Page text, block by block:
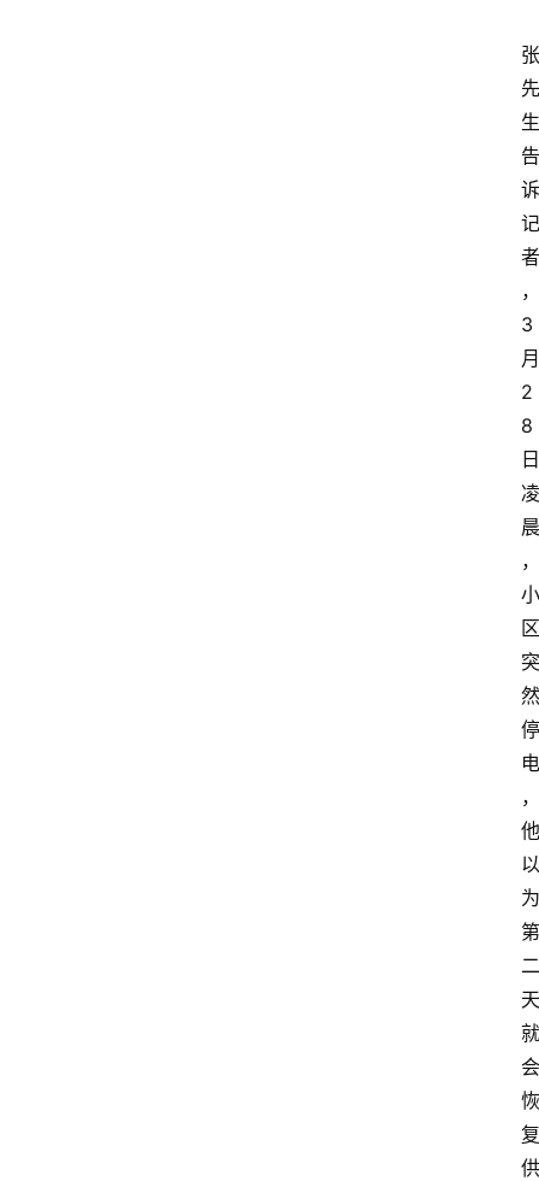
张
先
生
告
诉
记
者
，
3
月
2
8
日
凌
晨
，
小
区
突
然
停
电
，
他
以
为
第
二
天
就
会
恢
复
供